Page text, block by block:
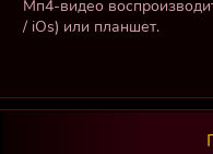
Мп4-видео
/ iOs) или планшет.